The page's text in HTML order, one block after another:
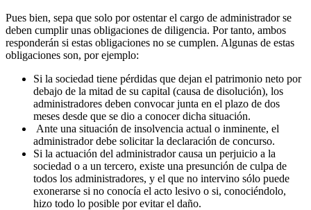
Pues bien, sepa que solo por ostentar el cargo de administrador se
deben cumplir unas obligaciones de diligencia. Por tanto, ambos
responderán si estas obligaciones no se cumplen. Algunas de estas
obligaciones son, por ejemplo:
Si la sociedad tiene pérdidas que dejan el patrimonio neto por
debajo de la mitad de su capital (causa de disolución), los
administradores deben convocar junta en el plazo de dos
meses desde que se dio a conocer dicha situación.
Ante una situación de insolvencia actual o inminente, el
administrador debe solicitar la declaración de concurso.
Si la actuación del administrador causa un perjuicio a la
sociedad o a un tercero, existe una presunción de culpa de
todos los administradores, y el que no intervino sólo puede
exonerarse si no conocía el acto lesivo o si, conociéndolo,
hizo todo lo posible por evitar el daño.